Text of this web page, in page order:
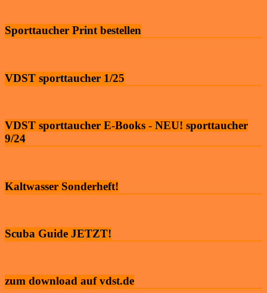
Sporttaucher Print bestellen
VDST sporttaucher 1/25
VDST sporttaucher E-Books - NEU! sporttaucher
9/24
Kaltwasser Sonderheft!
Scuba Guide JETZT!
zum download auf vdst.de